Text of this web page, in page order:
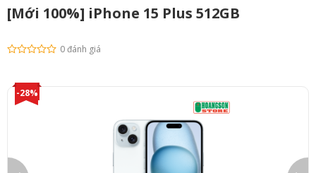
[Mới 100%] iPhone 15 Plus 512GB
0 đánh giá
-28%